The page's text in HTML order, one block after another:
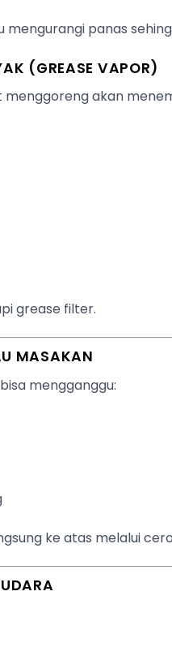
panas
(GREASE VAPOR)
akan
grease filter.
MASAKAN
mengganggu:
ke atas melalui